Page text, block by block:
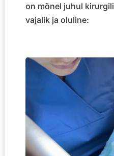
on mõnel juhul
vajalik ja oluline: